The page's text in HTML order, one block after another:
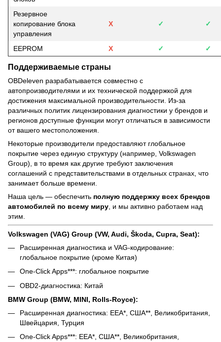
Резервное
копирование блока
управления
Х ✓ ✓
EEPROM Х ✓ ✓
Поддерживаемые страны
OBDeleven разрабатывается совместно с
автопроизводителями и их технической поддержкой для
достижения максимальной производительности. Из-за
различных политик лицензирования диагностики у брендов и
регионов доступные функции могут отличаться в зависимости
от вашего местоположения.
Некоторые производители предоставляют глобальное
покрытие через единую структуру (например, Volkswagen
Group), в то время как другие требуют заключения
соглашений с представительствами в отдельных странах, что
занимает больше времени.
Наша цель — обеспечить полную поддержку всех брендов
автомобилей по всему миру , и мы активно работаем над
этим.
Volkswagen (VAG) Group (VW, Audi, Škoda, Cupra, Seat):
Расширенная диагностика и VAG-кодирование:
глобальное покрытие (кроме Китая)
One-Click Apps***: глобальное покрытие
OBD2-диагностика: Китай
BMW Group (BMW, MINI, Rolls-Royce):
Расширенная диагностика: EEA*, США**, Великобритания,
Швейцария, Турция
One-Click Apps***: EEA*, США**, Великобритания,